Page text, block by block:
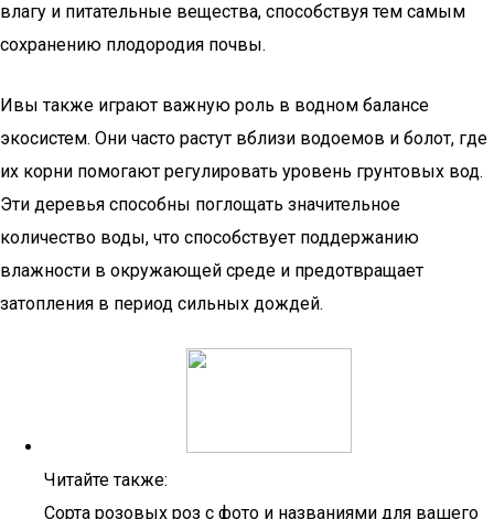
влагу и питательные вещества, способствуя тем самым
сохранению плодородия почвы.
Ивы также играют важную роль в водном балансе
экосистем. Они часто растут вблизи водоемов и болот, где
их корни помогают регулировать уровень грунтовых вод.
Эти деревья способны поглощать значительное
количество воды, что способствует поддержанию
влажности в окружающей среде и предотвращает
затопления в период сильных дождей.
Читайте также:
Сорта розовых роз с фото и названиями для вашего